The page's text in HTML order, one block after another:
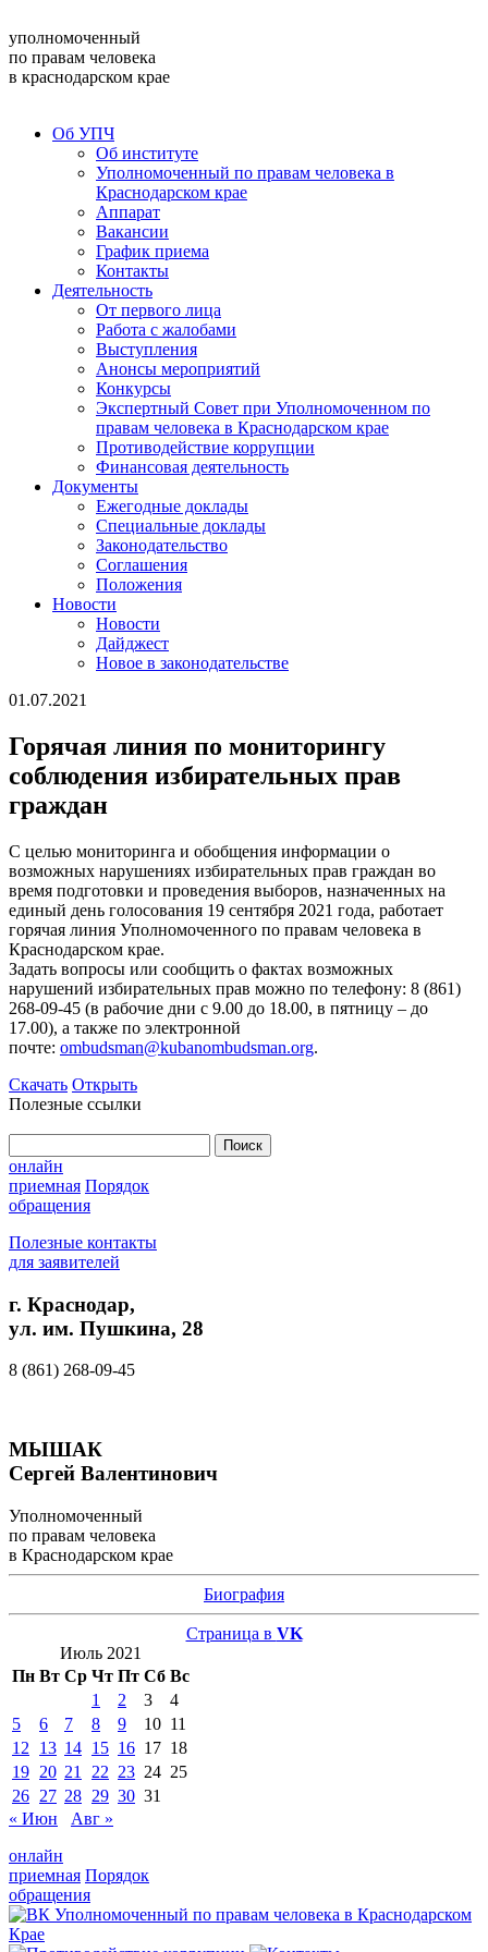
уполномоченный
по правам человека
в краснодарском крае
Об УПЧ
Об институте
Уполномоченный по правам человека в
Краснодарском крае
Аппарат
Вакансии
График приема
Контакты
Деятельность
От первого лица
Работа с жалобами
Выступления
Анонсы мероприятий
Конкурсы
Экспертный Совет при Уполномоченном по
правам человека в Краснодарском крае
Противодействие коррупции
Финансовая деятельность
Документы
Ежегодные доклады
Специальные доклады
Законодательство
Соглашения
Положения
Новости
Новости
Дайджест
Новое в законодательстве
01.07.2021
Горячая линия по мониторингу
соблюдения избирательных прав
граждан
С целью мониторинга и обобщения информации о
возможных нарушениях избирательных прав граждан во
время подготовки и проведения выборов, назначенных на
единый день голосования 19 сентября 2021 года, работает
горячая линия Уполномоченного по правам человека в
Краснодарском крае.
Задать вопросы или сообщить о фактах возможных
нарушений избирательных прав можно по телефону: 8 (861)
268-09-45 (в рабочие дни с 9.00 до 18.00, в пятницу – до
17.00), а также по электронной
почте: ombudsman@kubanombudsman.org.
Скачать Открыть
Полезные ссылки
онлайн
приемная Порядок
обращения
Полезные контакты
для заявителей
г. Краснодар,
ул. им. Пушкина, 28
8 (861) 268-09-45
МЫШАК
Сергей Валентинович
Уполномоченный
по правам человека
в Краснодарском крае
Биография
Страница в VK
Июль 2021
Пн Вт Ср Чт Пт Сб Вс
1
2 3
4
5
6 7 8 9 10 11
12
13 14 15 16 17 18
19 20 21 22 23 24 25
26 27 28 29 30 31
« Июн
Авг »
онлайн
приемная Порядок
обращения